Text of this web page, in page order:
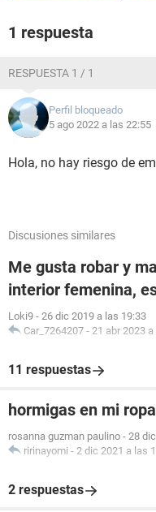
1 respuesta
RESPUESTA 1 / 1
Perfil bloqueado
5 ago 2022 a las 22:55
Hola, no hay riesgo de
Discusiones similares
Me gusta robar y
interior femenina,
Loki9 - 26 dic 2019 a las 19:33
Car_7264207 - 21 abr 2023
11 respuestas
hormigas en mi
rosanna guzman paulino - 28
ririnayomi - 2 dic 2021 a las
2 respuestas